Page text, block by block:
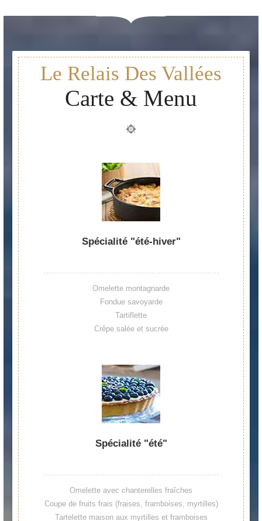
Le Relais Des Vallées
Carte & Menu
Spécialité "été-hiver"
Omelette montagnarde
Fondue savoyarde
Tartiflette
Crêpe salée et sucrée
Spécialité "été"
Omelette avec chanterelles fraîches
Coupe de fruits frais (fraises, framboises, myrtilles)
Tartelette maison aux myrtilles et framboises